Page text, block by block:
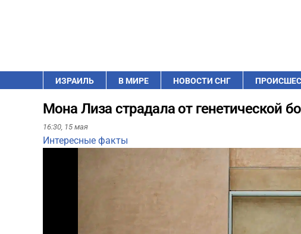
ИЗРАИЛЬ В МИРЕ НОВОСТИ СНГ
Мона Лиза страдала от генетической
16:30, 15 мая
Интересные факты